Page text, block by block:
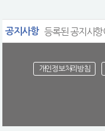
공지사항 등록된 공지사항
개인정보처리방침